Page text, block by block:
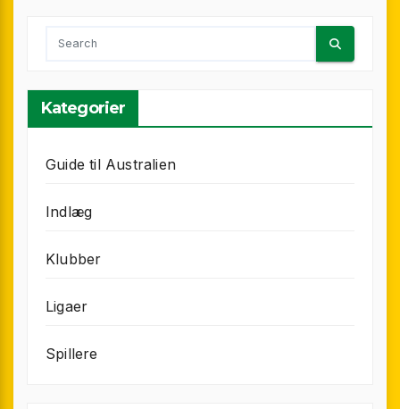
Kategorier
Guide til Australien
Indlæg
Klubber
Ligaer
Spillere